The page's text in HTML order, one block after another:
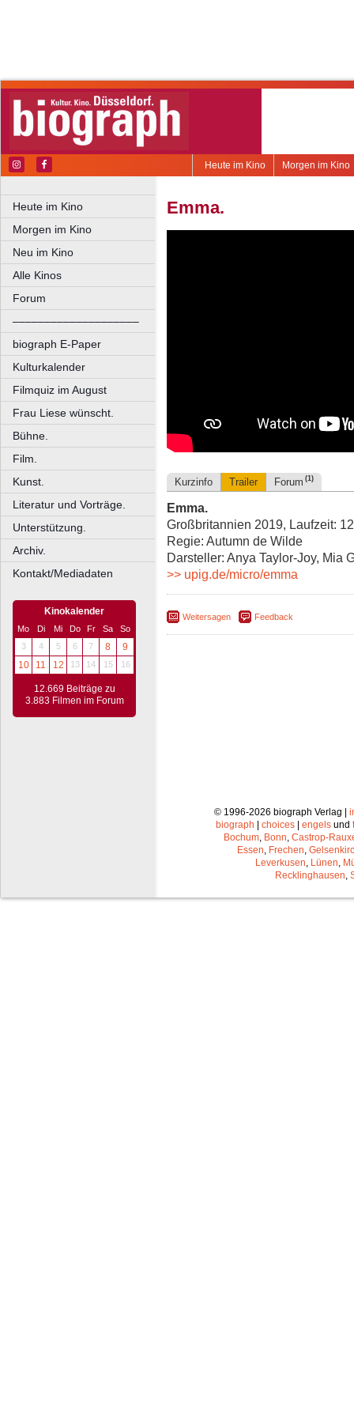
Morgen im Kino
Heute im Kino
Heute im Kino
Morgen im Kino
Neu im Kino
Alle Kinos
Forum
––––––––––––––––––––
biograph E-Paper
Kulturkalender
Filmquiz im August
Frau Liese wünscht.
Bühne.
Film.
Kunst.
Literatur und Vorträge.
Unterstützung.
Archiv.
Kontakt/Mediadaten
Kinokalender
Mo Di Mi Do Fr Sa
So
3
4 5 6 7 8
9
10
11 12 13 14 15 16
12.669 Beiträge zu
3.883 Filmen im Forum
Emma.
Kurzinfo Trailer Forum (1)
Emma.
Großbritannien 2019, Laufzeit:
Regie: Autumn de Wilde
Darsteller: Anya Taylor-Joy, Mia
>> upig.de/micro/emma
Weitersagen Feedback
© 1996-2026 biograph Verlag |
biograph
choices engels und
Bochum, Bonn, Castrop-
Essen, Frechen,
Leverkusen, Lünen,
Recklinghausen,